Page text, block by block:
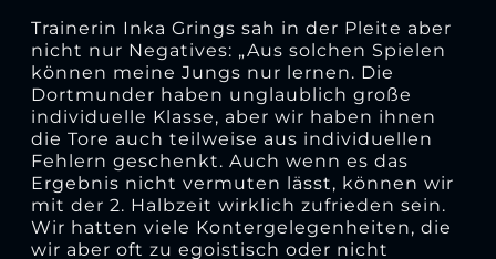
Trainerin Inka Grings sah in der Pleite aber
nicht nur Negatives: „Aus solchen Spielen
können meine Jungs nur lernen. Die
Dortmunder haben unglaublich große
individuelle Klasse, aber wir haben ihnen
die Tore auch teilweise aus individuellen
Fehlern geschenkt. Auch wenn es das
Ergebnis nicht vermuten lässt, können wir
mit der 2. Halbzeit wirklich zufrieden sein.
Wir hatten viele Kontergelegenheiten, die
wir aber oft zu egoistisch oder nicht